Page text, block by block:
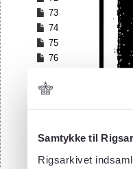
Samtykke til
Rigsarkivet
73
74
75
76
78
83